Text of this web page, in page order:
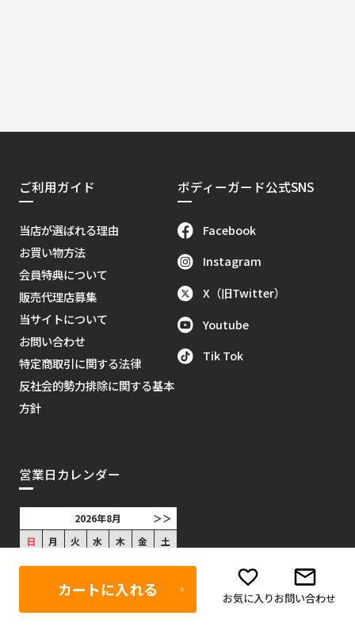
カートに入れる お気に入りお問い合わせ
ご利用ガイド
当店が選ばれる理由
お買い物方法
会員特典について
販売代理店募集
当サイトについて
お問い合わせ
特定商取引に関する法律
反社会的勢力排除に関する基本
方針
ボディーガード公式SNS
Facebook
Instagram
X（旧Twitter）
Youtube
Tik Tok
営業日カレンダー
＞＞
2026年8月
日
月 火 水 木 金
土
1
4 5 6 7
9
10 11 12 13 14
15